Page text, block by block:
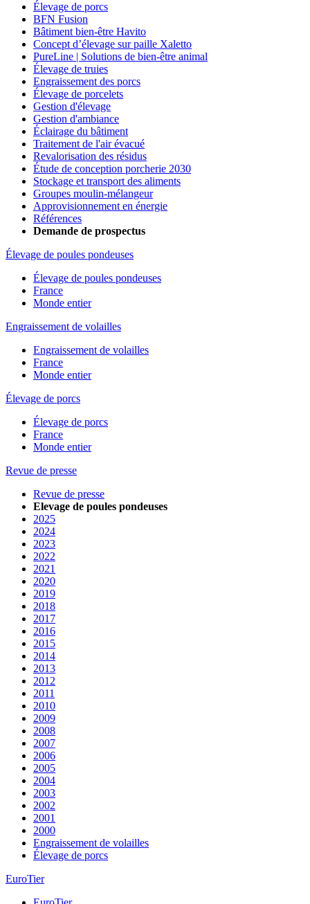
Élevage de porcs
BFN Fusion
Bâtiment bien-être Havito
Concept d’élevage sur paille Xaletto
PureLine | Solutions de bien-être animal
Élevage de truies
Engraissement des porcs
Élevage de porcelets
Gestion d'élevage
Gestion d'ambiance
Éclairage du bâtiment
Traitement de l'air évacué
Revalorisation des résidus
Étude de conception porcherie 2030
Stockage et transport des aliments
Groupes moulin-mélangeur
Approvisionnement en énergie
Références
Demande de prospectus
Élevage de poules pondeuses
Élevage de poules pondeuses
France
Monde entier
Engraissement de volailles
Engraissement de volailles
France
Monde entier
Élevage de porcs
Élevage de porcs
France
Monde entier
Revue de presse
Revue de presse
Elevage de poules pondeuses
2025
2024
2023
2022
2021
2020
2019
2018
2017
2016
2015
2014
2013
2012
2011
2010
2009
2008
2007
2006
2005
2004
2003
2002
2001
2000
Engraissement de volailles
Élevage de porcs
EuroTier